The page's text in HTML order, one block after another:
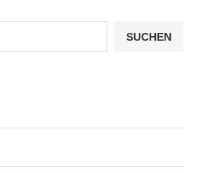
SUCHEN